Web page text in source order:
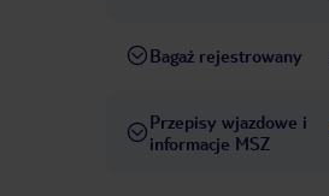
Bagaż rejestrowany
Przepisy wjazdowe i
informacje MSZ